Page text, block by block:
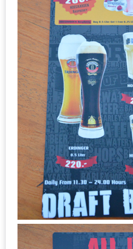
ผิง
ไฟ
อุ่นๆ
ปิ้ง
มาร์ช
เมล
โล่
พร้อม
ชิม
และ
ช้อป
ที่
เดียว
ครบ